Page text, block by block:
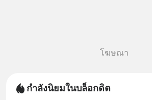
โฆษณา
กำลังนิยมในบล็อกดิต